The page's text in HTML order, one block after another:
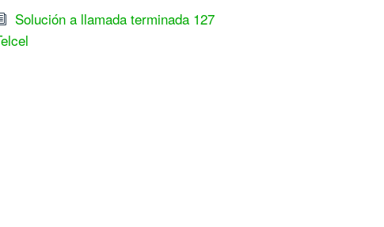
Solución a llamada terminada 127